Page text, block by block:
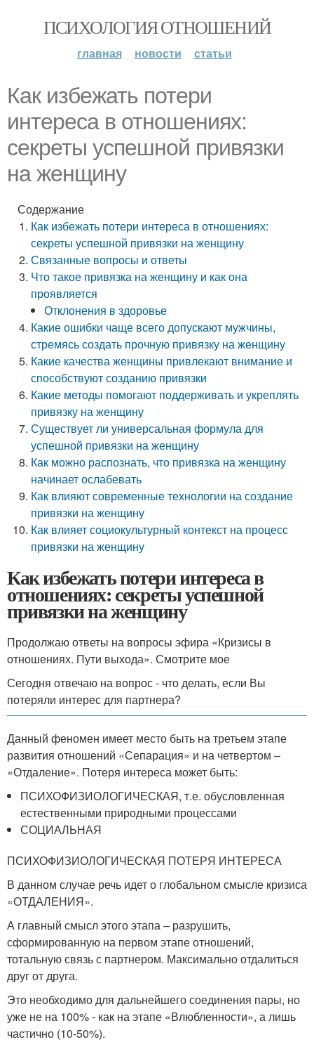
ПСИХОЛОГИЯ ОТНОШЕНИЙ
главная новости статьи
Как избежать потери
интереса в отношениях:
секреты успешной привязки
на женщину
Содержание
Как избежать потери интереса в отношениях:
секреты успешной привязки на женщину
Связанные вопросы и ответы
Что такое привязка на женщину и как она
проявляется
Отклонения в здоровье
Какие ошибки чаще всего допускают мужчины,
стремясь создать прочную привязку на женщину
Какие качества женщины привлекают внимание и
способствуют созданию привязки
Какие методы помогают поддерживать и укреплять
привязку на женщину
Существует ли универсальная формула для
успешной привязки на женщину
Как можно распознать, что привязка на женщину
начинает ослабевать
Как влияют современные технологии на создание
привязки на женщину
Как влияет социокультурный контекст на процесс
привязки на женщину
Как избежать потери интереса в
отношениях: секреты успешной
привязки на женщину
Продолжаю ответы на вопросы эфира «Кризисы в
отношениях. Пути выхода». Смотрите мое
Сегодня отвечаю на вопрос - что делать, если Вы
потеряли интерес для партнера?
Данный феномен имеет место быть на третьем этапе
развития отношений «Сепарация» и на четвертом –
«Отдаление». Потеря интереса может быть:
ПСИХОФИЗИОЛОГИЧЕСКАЯ, т.е. обусловленная
естественными природными процессами
СОЦИАЛЬНАЯ
ПСИХОФИЗИОЛОГИЧЕСКАЯ ПОТЕРЯ ИНТЕРЕСА
В данном случае речь идет о глобальном смысле кризиса
«ОТДАЛЕНИЯ».
А главный смысл этого этапа – разрушить,
сформированную на первом этапе отношений,
тотальную связь с партнером. Максимально отдалиться
друг от друга.
Это необходимо для дальнейшего соединения пары, но
уже не на 100% - как на этапе «Влюбленности», а лишь
частично (10-50%).